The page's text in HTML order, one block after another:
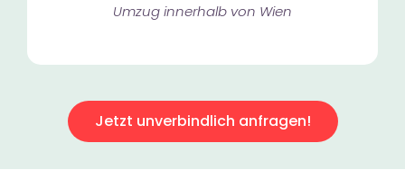
Umzug innerhalb von Wien​
Jetzt unverbindlich anfragen!